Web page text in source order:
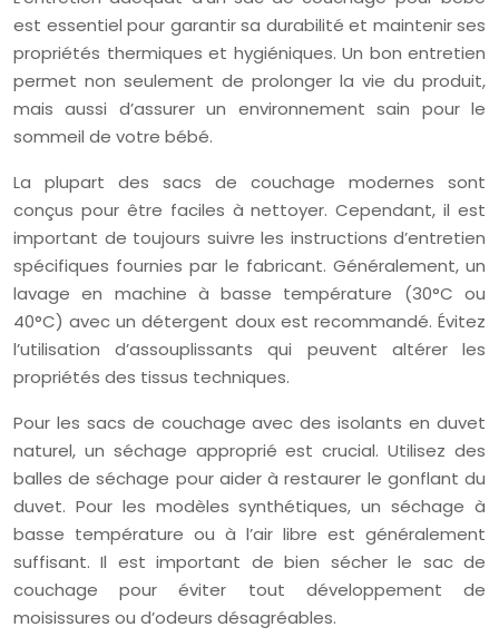
est essentiel pour garantir sa durabilité et maintenir ses
propriétés thermiques et hygiéniques. Un bon entretien
permet non seulement de prolonger la vie du produit,
mais aussi d’assurer un environnement sain pour le
sommeil de votre bébé.
La plupart des sacs de couchage modernes sont
conçus pour être faciles à nettoyer. Cependant, il est
important de toujours suivre les instructions d’entretien
spécifiques fournies par le fabricant. Généralement, un
lavage en machine à basse température (30°C ou
40°C) avec un détergent doux est recommandé. Évitez
l’utilisation d’assouplissants qui peuvent altérer les
propriétés des tissus techniques.
Pour les sacs de couchage avec des isolants en duvet
naturel, un séchage approprié est crucial. Utilisez des
balles de séchage pour aider à restaurer le gonflant du
duvet. Pour les modèles synthétiques, un séchage à
basse température ou à l’air libre est généralement
suffisant. Il est important de bien sécher le sac de
couchage pour éviter tout développement de
moisissures ou d’odeurs désagréables.